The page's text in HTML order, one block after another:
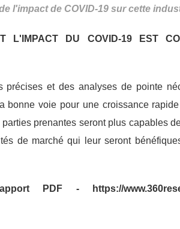
l'impact de COVID-19 sur cette
L'IMPACT DU COVID-19 EST
précises et des analyses de pointe
bonne voie pour une croissance
prenantes seront plus capables
de marché qui leur seront
PDF - https://